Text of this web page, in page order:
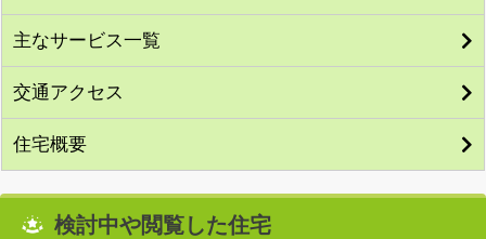
主なサービス一覧
交通アクセス
住宅概要
検討中や閲覧した住宅